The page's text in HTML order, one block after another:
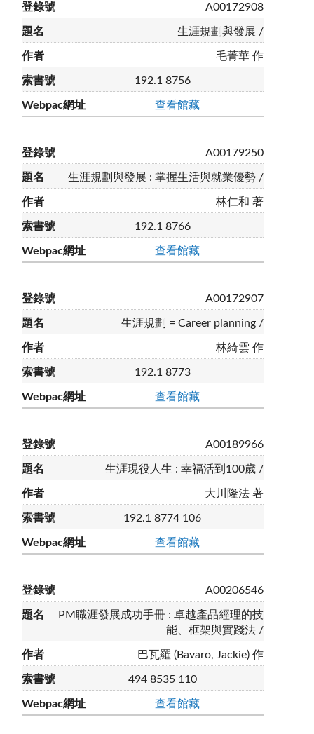
A00172908
生涯規劃與發展 /
毛菁華 作
192.1 8756
查看館藏
A00179250
生涯規劃與發展 : 掌握生活與就業優勢 /
林仁和 著
192.1 8766
查看館藏
A00172907
生涯規劃 = Career planning /
林綺雲 作
192.1 8773
查看館藏
A00189966
生涯現役人生 : 幸福活到100歲 /
大川隆法 著
192.1 8774 106
查看館藏
A00206546
PM職涯發展成功手冊 : 卓越產品經理的技
能、框架與實踐法 /
巴瓦羅 (Bavaro, Jackie) 作
494 8535 110
查看館藏